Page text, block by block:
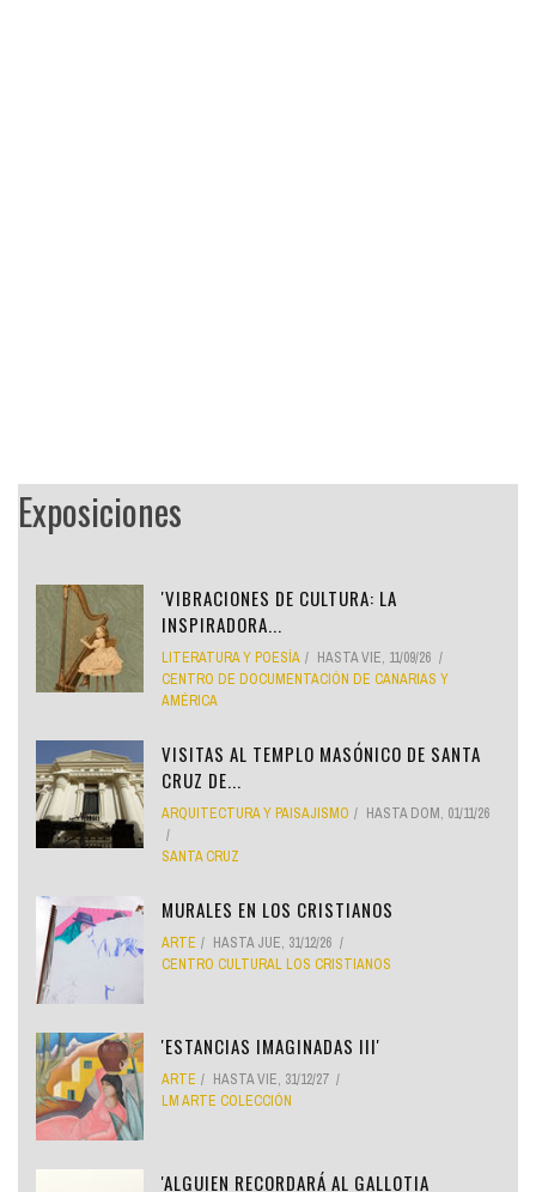
Exposiciones
'VIBRACIONES DE CULTURA: LA
INSPIRADORA...
LITERATURA Y POESÍA HASTAVIE, 11/09/26
CENTRO DE DOCUMENTACIÓN DE CANARIAS Y
AMÉRICA
VISITAS AL TEMPLO MASÓNICO DE SANTA
CRUZ DE...
ARQUITECTURA Y PAISAJISMO HASTADOM, 01/11/26
SANTA CRUZ
MURALES EN LOS CRISTIANOS
ARTE HASTAJUE, 31/12/26
CENTRO CULTURAL LOS CRISTIANOS
'ESTANCIAS IMAGINADAS III'
ARTE HASTAVIE, 31/12/27
LM ARTE COLECCIÓN
'ALGUIEN RECORDARÁ AL GALLOTIA